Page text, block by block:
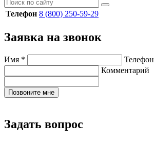
Телефон 8 (800) 250-59-29
Заявка на звонок
Имя * Телефон
Комментарий
Позвоните мне
Задать вопрос